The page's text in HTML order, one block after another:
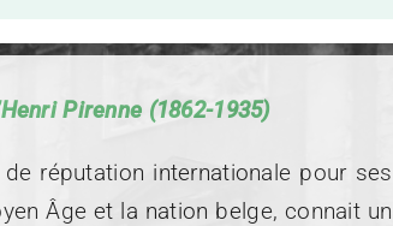
Pirenne (1862-1935)
réputation internationale pour ses
Âge et la nation belge, connait un